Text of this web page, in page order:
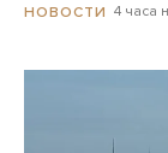
НОВОСТИ 4 часа